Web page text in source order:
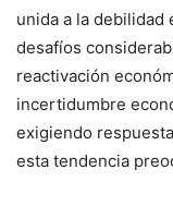
unida a la debilidad
desafíos
reactivación
incertidumbre
exigiendo
esta tendencia